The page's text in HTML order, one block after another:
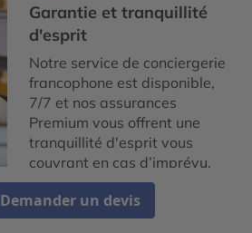
Demander un devis
Garantie et tranquillité
d'esprit
Notre service de conciergerie
francophone est disponible,
7/7 et nos assurances
Premium vous offrent une
tranquillité d'esprit vous
couvrant en cas d’imprévu.
4